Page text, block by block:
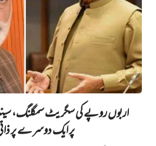
اربوں روپے کی سگریٹ سمگلنگ،
پر ایک دوسرے پر